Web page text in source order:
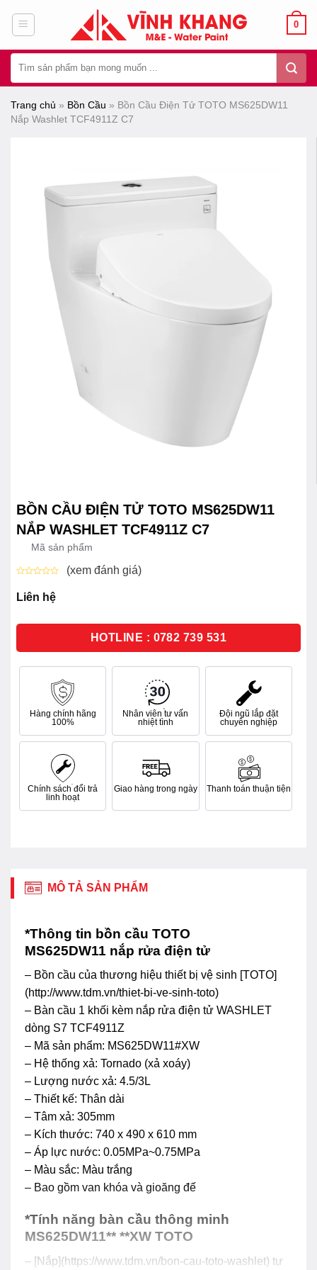
dung
0
kiếm:
Trang chủ » Bồn Cầu » Bồn Cầu Điện Tử TOTO MS625DW11
Nắp Washlet TCF4911Z C7
BỒN CẦU ĐIỆN TỬ TOTO MS625DW11
NẮP WASHLET TCF4911Z C7
Mã sản phẩm
xếp
hạng
sao
(xem đánh giá)
Liên hệ
HOTLINE : 0782 739 531
Hàng chính hãng
100%
Nhân viên tư vấn
nhiệt tình
Đội ngũ lắp đặt
chuyên nghiệp
Chính sách đổi trả
linh hoạt
Giao hàng trong ngày Thanh toán thuận tiện
MÔ TẢ SẢN PHẨM
*Thông tin bồn cầu TOTO
MS625DW11 nắp rửa điện tử
– Bồn cầu của thương hiệu thiết bị vệ sinh [TOTO]
(http://www.tdm.vn/thiet-bi-ve-sinh-toto)
– Bàn cầu 1 khối kèm nắp rửa điện tử WASHLET
dòng S7 TCF4911Z
– Mã sản phẩm: MS625DW11#XW
– Hệ thống xả: Tornado (xả xoáy)
– Lượng nước xả: 4.5/3L
– Thiết kế: Thân dài
– Tâm xả: 305mm
– Kích thước: 740 x 490 x 610 mm
– Áp lực nước: 0.05MPa~0.75MPa
– Màu sắc: Màu trắng
– Bao gồm van khóa và gioăng đế
*Tính năng bàn cầu thông minh
MS625DW11** **XW TOTO
– [Nắp](https://www.tdm.vn/bon-cau-toto-washlet) tự